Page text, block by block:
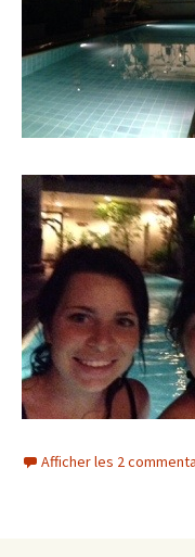
Afficher les 2